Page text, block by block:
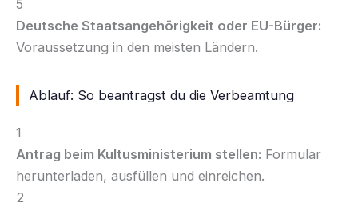
5
Deutsche Staatsangehörigkeit oder EU-Bürger:
Voraussetzung in den meisten Ländern.
Ablauf: So beantragst du die Verbeamtung
1
Antrag beim Kultusministerium stellen: Formular
herunterladen, ausfüllen und einreichen.
2